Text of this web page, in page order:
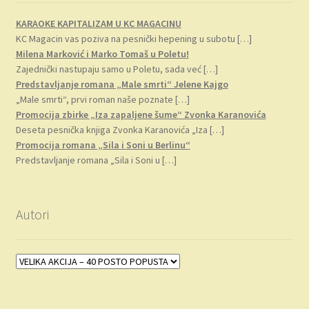
KARAOKE KAPITALIZAM U KC MAGACINU
KC Magacin vas poziva na pesnički hepening u subotu […]
Milena Marković i Marko Tomaš u Poletu!
Zajednički nastupaju samo u Poletu, sada već[…]
Predstavljanje romana „Male smrti“ Jelene Kajgo
„Male smrti“, prvi roman naše poznate […]
Promocija zbirke „Iza zapaljene šume“ Zvonka Karanovića
Deseta pesnička knjiga Zvonka Karanovića „Iza […]
Promocija romana „Sila i Soni u Berlinu“
Predstavljanje romana „Sila i Soni u […]
Autori